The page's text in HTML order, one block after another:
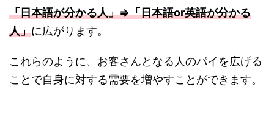
「日本語が分かる人」⇒「日本語or英語が分かる
人」に広がります。
これらのように、お客さんとなる人のパイを広げる
ことで自身に対する需要を増やすことができます。